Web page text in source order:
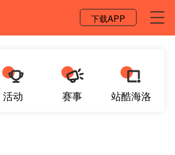
下载APP
活动 赛事 站酷海洛